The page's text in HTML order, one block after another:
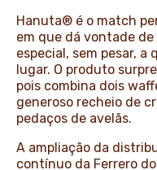
Hanuta® é o match
em que dá vontade
especial, sem pesar,
lugar. O produto
pois combina dois
generoso recheio de
pedaços de avelãs.
A ampliação da
contínuo da Ferrero